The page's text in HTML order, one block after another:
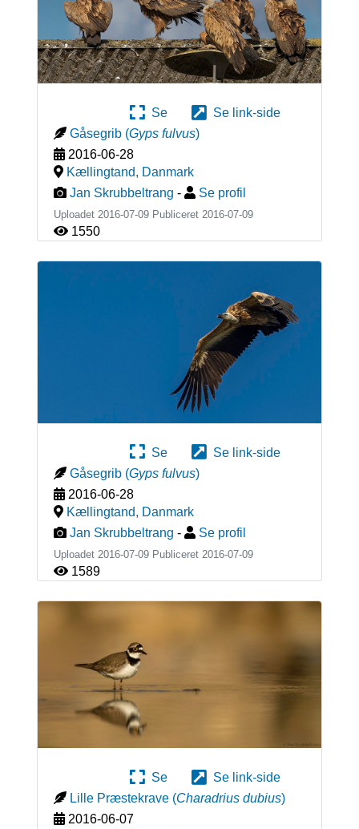
Se
Se link-side
Gåsegrib (Gyps fulvus)
2016-06-28
Kællingtand, Danmark
Jan Skrubbeltrang - Se profil
Uploadet 2016-07-09 Publiceret 2016-07-09
1550
Se
Se link-side
Gåsegrib (Gyps fulvus)
2016-06-28
Kællingtand, Danmark
Jan Skrubbeltrang - Se profil
Uploadet 2016-07-09 Publiceret 2016-07-09
1589
Se
Se link-side
Lille Præstekrave (Charadrius dubius)
2016-06-07